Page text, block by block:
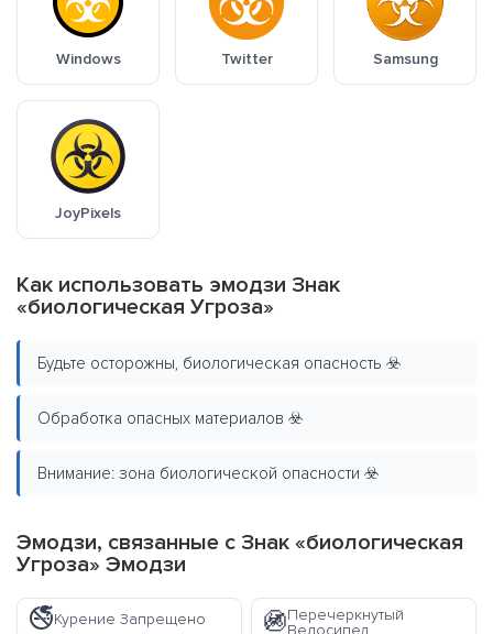
Windows Twitter Samsung
JoyPixels
Как использовать эмодзи Знак
«биологическая Угроза»
Будьте осторожны, биологическая опасность ☣️
Обработка опасных материалов ☣️
Внимание: зона биологической опасности ☣️
Эмодзи, связанные с Знак «биологическая
Угроза» Эмодзи
🚭Курение Запрещено 🚳Перечеркнутый
Велосипед